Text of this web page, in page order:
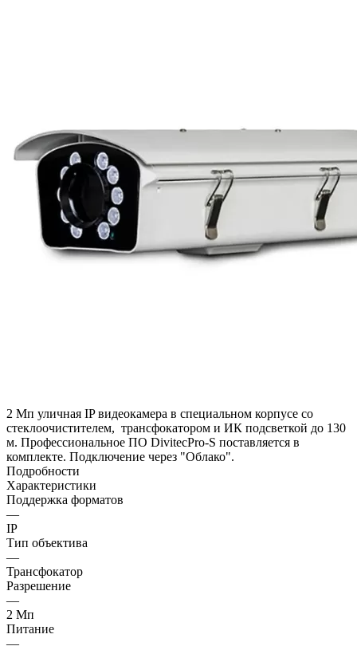
2 Мп уличная IP видеокамера в специальном корпусе cо
стеклоочистителем, трансфокатором и ИК подсветкой до 130
м. Профессиональное ПО DivitecPro-S поставляется в
комплекте. Подключение через "Облако".
Подробности
Характеристики
Поддержка форматов
—
IP
Тип объектива
—
Трансфокатор
Разрешение
—
2 Mп
Питание
—